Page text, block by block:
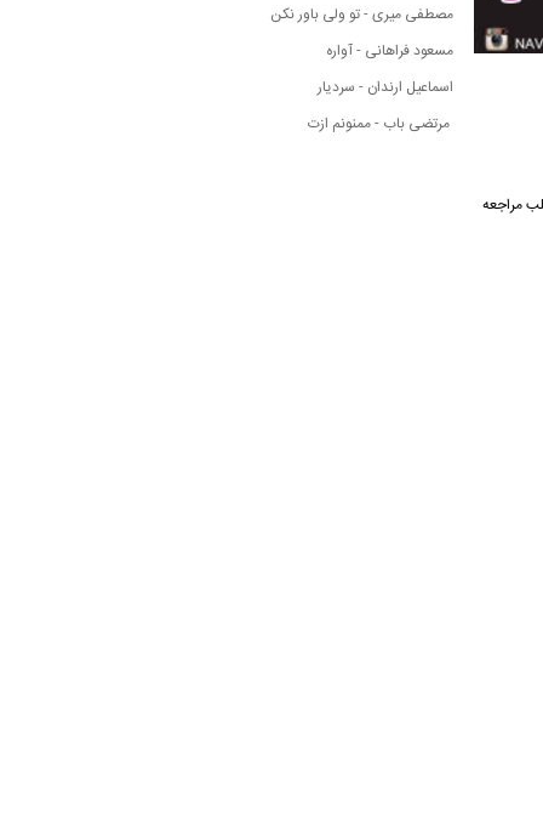
مطلب مراجعه
مصطفی میری - تو ولی باور نکن
مسعود فراهانی - آواره
اسماعیل ارندان - سردیار
مرتضی باب - ممنونم ازت